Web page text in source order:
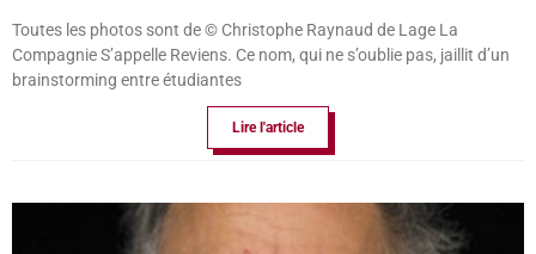
Toutes les photos sont de © Christophe Raynaud de Lage La
Compagnie S’appelle Reviens. Ce nom, qui ne s’oublie pas, jaillit d’un
brainstorming entre étudiantes
Lire l'article